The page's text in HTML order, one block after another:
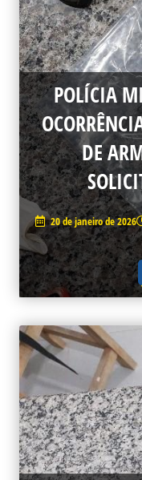
POLÍCIA
DE
20 de janeiro de 2026